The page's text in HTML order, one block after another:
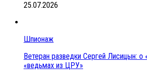
25.07.2026
Шпионаж
Ветеран разведки Сергей Лисицын: о
«ведьмах из ЦРУ»